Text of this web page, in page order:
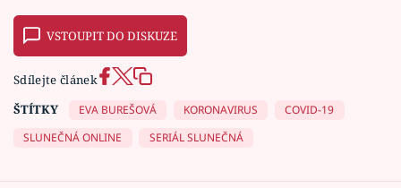
VSTOUPIT DO DISKUZE
Sdílejte článek
ŠTÍTKY
EVA BUREŠOVÁ KORONAVIRUS
COVID-19
SLUNEČNÁ ONLINE
SERIÁL SLUNEČNÁ